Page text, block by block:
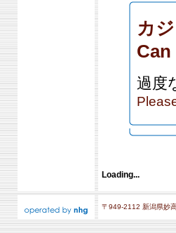
カ
過度
Loading...
〒949-2112 新潟県妙